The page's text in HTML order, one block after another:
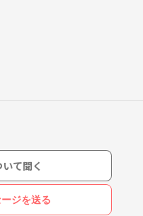
て聞く
ジを送る